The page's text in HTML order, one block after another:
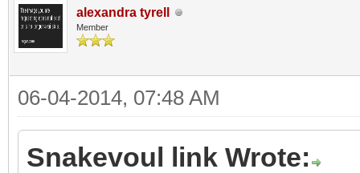
alexandra tyrell
Member
06-04-2014, 07:48 AM
Snakevoul link Wrote: